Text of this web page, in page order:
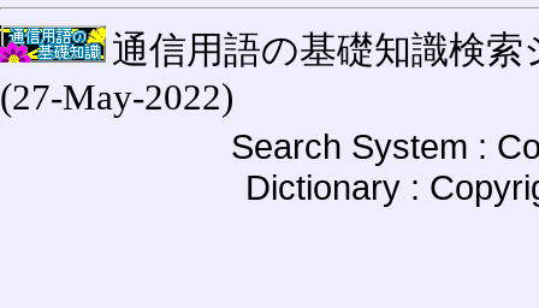
通信用語の基礎知識検索
(27-May-2022)
Search System :
Dictionary :